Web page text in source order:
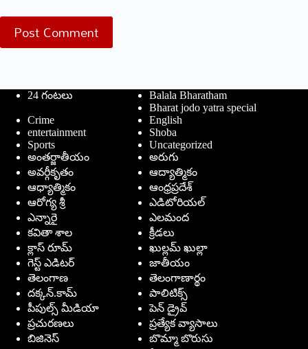
Post Comment
24 గంటలు
Balala Bharatham
Bharat jodo yatra special
Crime
English
entertainment
Shoba
Sports
Uncategorized
అంతర్జాతీయం
అరుగు
అవర్గీకృతం
ఆద్యాత్మికం
ఆధ్యాత్మికం
ఆంధ్రప్రదేశ్
ఆరోగ్య శ్రీ
ఎడిటోరియల్
ఎన్నారై
ఎలమంద
కవితా శాల
క్రీడలు
క్లాస్ రూమ్
ఖుల్లమ్ ఖుల్లా
గెస్ట్ ఎడిటర్
జాతీయం
తెలంగాణ
తెలంగాణార్థం
దక్కన్.కామ్
పాలిటిక్స్
పీపుల్స్ ‌మీడియా
పెన్ డ్రైవ్
ప్రచురణలు
ప్రత్యేక వ్యాసాలు
బిజినెస్
బొమ్మా బొరుసు